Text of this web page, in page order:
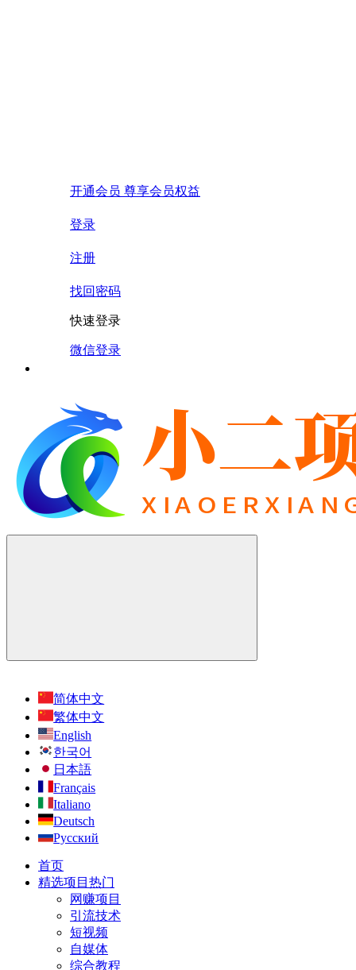
开通会员 尊享会员权益
登录
注册
找回密码
快速登录
微信登录
简体中文
繁体中文
English
한국어
日本語
Français
Italiano
Deutsch
Русский
首页
精选项目 热门
网赚项目
引流技术
短视频
自媒体
综合教程